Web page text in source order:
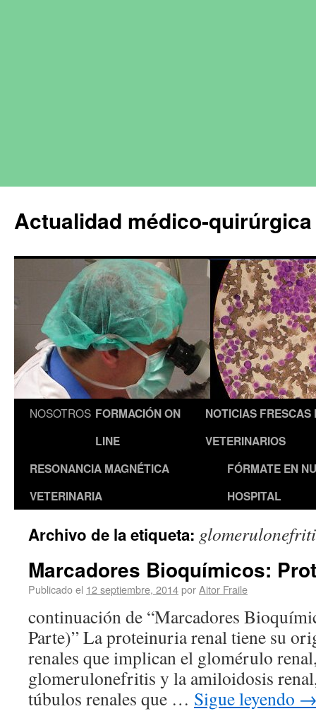
Actualidad médico-
NOSOTROS FORMACIÓN ON
LINE
NOTICIAS FRESCAS
VETERINARIOS
RESONANCIA MAGNÉTICA
VETERINARIA
FÓRMATE EN
HOSPITAL
Archivo de la etiqueta:
Marcadores Bioquímicos:
Publicado el 12 septiembre, 2014porAitor Fraile
continuación de “Marcadores
Parte)” La proteinuria renal tiene su
renales que implican el glomérulo
glomerulonefritis y la amiloidosis
túbulos renales que … Sigue leyendo